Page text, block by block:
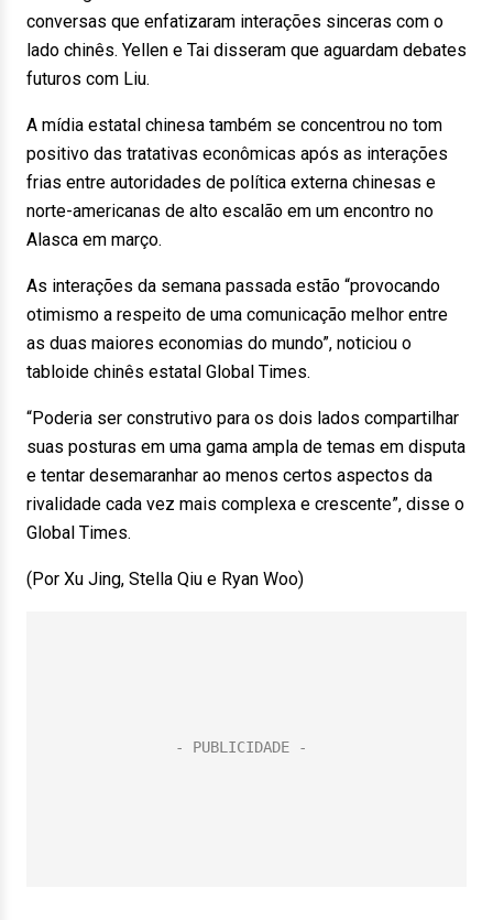
conversas que enfatizaram interações sinceras com o
lado chinês. Yellen e Tai disseram que aguardam debates
futuros com Liu.
A mídia estatal chinesa também se concentrou no tom
positivo das tratativas econômicas após as interações
frias entre autoridades de política externa chinesas e
norte-americanas de alto escalão em um encontro no
Alasca em março.
As interações da semana passada estão “provocando
otimismo a respeito de uma comunicação melhor entre
as duas maiores economias do mundo”, noticiou o
tabloide chinês estatal Global Times.
“Poderia ser construtivo para os dois lados compartilhar
suas posturas em uma gama ampla de temas em disputa
e tentar desemaranhar ao menos certos aspectos da
rivalidade cada vez mais complexa e crescente”, disse o
Global Times.
(Por Xu Jing, Stella Qiu e Ryan Woo)